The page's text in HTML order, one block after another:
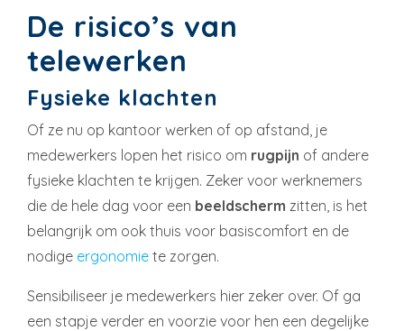
De risico’s van
telewerken
Fysieke klachten
Of ze nu op kantoor werken of op afstand, je
medewerkers lopen het risico om rugpijn of andere
fysieke klachten te krijgen. Zeker voor werknemers
die de hele dag voor een beeldscherm zitten, is het
belangrijk om ook thuis voor basiscomfort en de
nodige ergonomie te zorgen.
Sensibiliseer je medewerkers hier zeker over. Of ga
een stapje verder en voorzie voor hen een degelijke